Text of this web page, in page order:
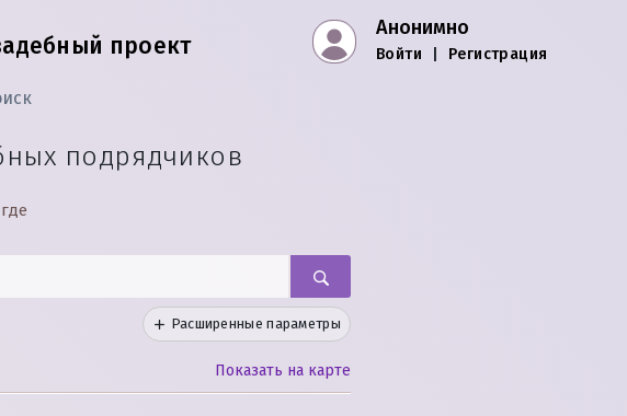
проект
Анонимно
Войти Регистрация
подрядчиков
Расширенные параметры
Показать на карте